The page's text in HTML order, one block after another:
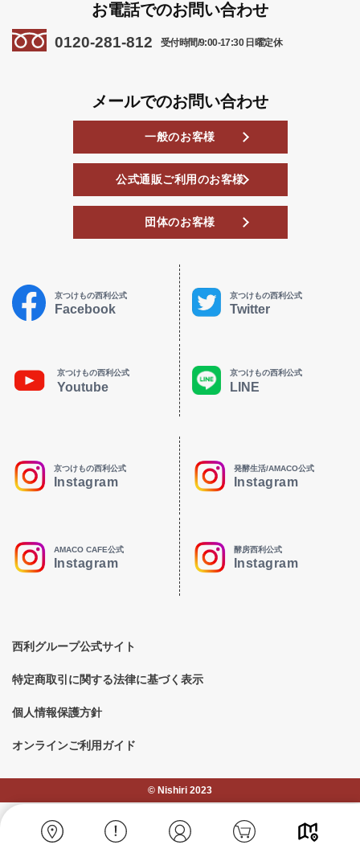
お電話でのお問い合わせ
0120-281-812 受付時間/9:00-17:30 日曜定休
メールでのお問い合わせ
一般のお客様
公式通販ご利用のお客様
団体のお客様
京つけもの西利公式
Facebook
京つけもの西利公式
Twitter
京つけもの西利公式
Youtube
京つけもの西利公式
LINE
京つけもの西利公式
Instagram
発酵生活/AMACO公式
Instagram
AMACO CAFE公式
Instagram
酵房西利公式
Instagram
西利グループ公式サイト
特定商取引に関する法律に基づく表示
個人情報保護方針
オンラインご利用ガイド
©︎ Nishiri 2023